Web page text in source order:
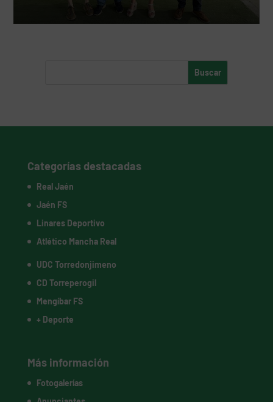
Categorías destacadas
Real Jaén
Jaén FS
Linares Deportivo
Atlético Mancha Real
UDC Torredonjimeno
CD Torreperogil
Mengíbar FS
+ Deporte
Más información
Fotogalerías